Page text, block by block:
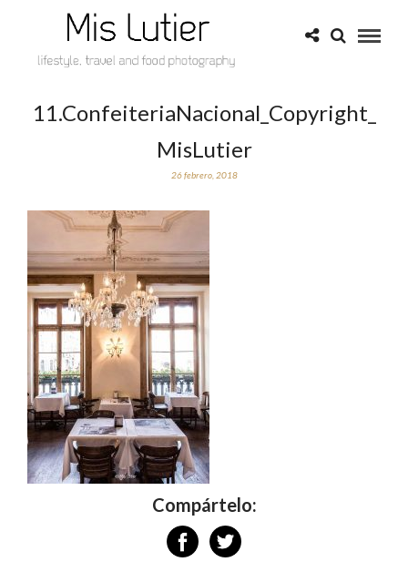
11.ConfeiteriaNacional_Copyright_
MisLutier
26 febrero, 2018
Compártelo: